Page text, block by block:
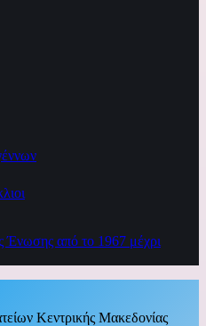
Ένωσης από το 1967 μέχρι
Κεντρικής Μακεδονίας